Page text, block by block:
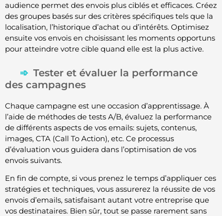
audience permet des envois plus ciblés et efficaces. Créez
des groupes basés sur des critères spécifiques tels que la
localisation, l’historique d’achat ou d’intérêts. Optimisez
ensuite vos envois en choisissant les moments opportuns
pour atteindre votre cible quand elle est la plus active.
Tester et évaluer la performance
des campagnes
Chaque campagne est une occasion d’apprentissage. À
l’aide de méthodes de tests A/B, évaluez la performance
de différents aspects de vos emails: sujets, contenus,
images, CTA (Call To Action), etc. Ce processus
d’évaluation vous guidera dans l’optimisation de vos
envois suivants.
En fin de compte, si vous prenez le temps d’appliquer ces
stratégies et techniques, vous assurerez la réussite de vos
envois d’emails, satisfaisant autant votre entreprise que
vos destinataires. Bien sûr, tout se passe rarement sans